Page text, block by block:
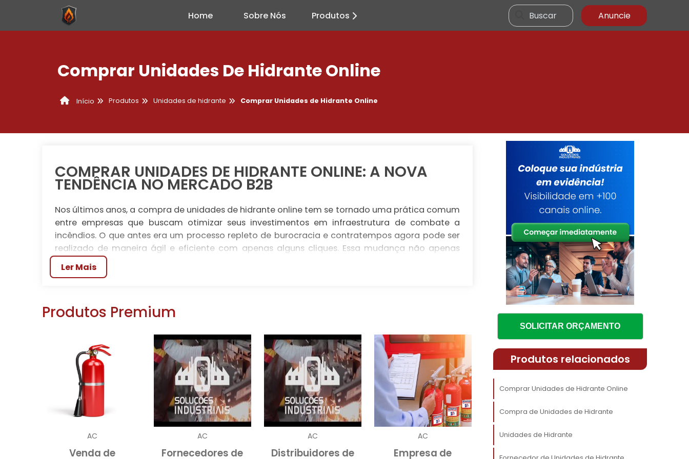
Home Sobre Nós Produtos Buscar Anuncie
Comprar Unidades De Hidrante Online
Início Produtos Unidades de hidrante Comprar Unidades de Hidrante Online
COMPRAR UNIDADES DE HIDRANTE ONLINE: A NOVA
TENDÊNCIA NO MERCADO B2B
Nos últimos anos, a compra de unidades de hidrante online tem se tornado uma prática comum
entre empresas que buscam otimizar seus investimentos em infraestrutura de combate a
incêndios. O que antes era um processo repleto de burocracia e contratempos agora pode ser
realizado de maneira ágil e eficiente com apenas alguns cliques. Essa mudança não apenas
reduz o tempo de aquisição, mas também amplia as opções disponíveis para atender a
diversas necessidades específicas.
Primeiramente, a variedade de produtos oferecidos nas plataformas virtuais permite que os
gestores encontrem exatamente o que precisam, desde hidrantes padronizados até modelos
personalizados. Além disso, as informações disponíveis online possibilitam uma análise mais
detalhada das especificações técnicas, garantindo que a escolha atenda aos critérios de
segurança exigidos pelas normas vigentes.
VANTAGENS DE ADQUIRIR HIDRANTES PELA INTERNET
Optar pela compra de hidrantes pela internet apresenta inúmeras vantagens que vão além da
praticidade. A economia de tempo e recursos é um dos principais benefícios, já que a
negociação direta com fornecedores muitas vezes pode ser ineficiente. Na compra online, é
possível comparar preços e condições de entrega, além de acessar avaliações de outros
Ler Mais
Produtos Premium
AC
Venda de
AC
Fornecedores de
AC
Distribuidores de
AC
Empresa de
SOLICITAR ORÇAMENTO
Produtos relacionados
Comprar Unidades de Hidrante Online
Compra de Unidades de Hidrante
Unidades de Hidrante